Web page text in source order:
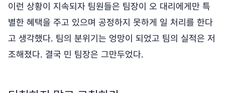
이런 상황이 지속되자 팀원들은 팀장이 오 대리에게만 특
별한 혜택을 주고 있으며 공정하지 못하게 일 처리를 한다
고 생각했다. 팀의 분위기는 엉망이 되었고 팀의 실적은 저
조해졌다. 결국 민 팀장은 그만두었다.